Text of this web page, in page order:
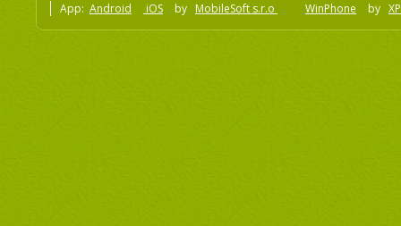
App: Android iOS by MobileSoft s.r.o WinPhone by